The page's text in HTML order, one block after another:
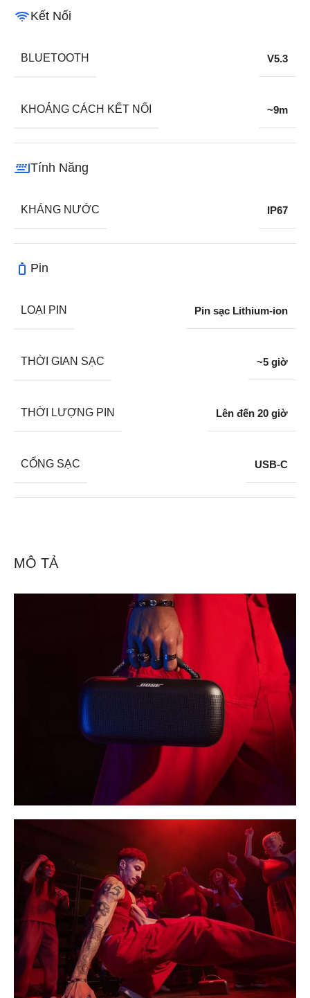
MÔ TẢ
Kết Nối
BLUETOOTH V5.3
KHOẢNG CÁCH KẾT NỐI ~9m
Tính Năng
KHÁNG NƯỚC IP67
Pin
LOẠI PIN Pin sạc Lithium-ion
THỜI GIAN SẠC ~5 giờ
THỜI LƯỢNG PIN Lên đến 20 giờ
CỔNG SẠC USB-C